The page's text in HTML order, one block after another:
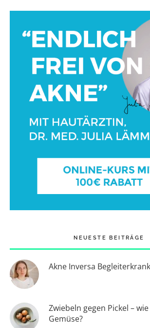
NEUESTE BEITRÄGE
Akne Inversa
Zwiebeln gegen Pickel –
Gemüse?